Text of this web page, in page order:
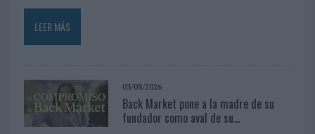
LEER MÁS
03/08/2026
Back Market pone a la madre de su
fundador como aval de su...